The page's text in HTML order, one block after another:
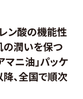
ン酸の機能性
の潤いを保つ
マニ油」パッケ
、全国で順次